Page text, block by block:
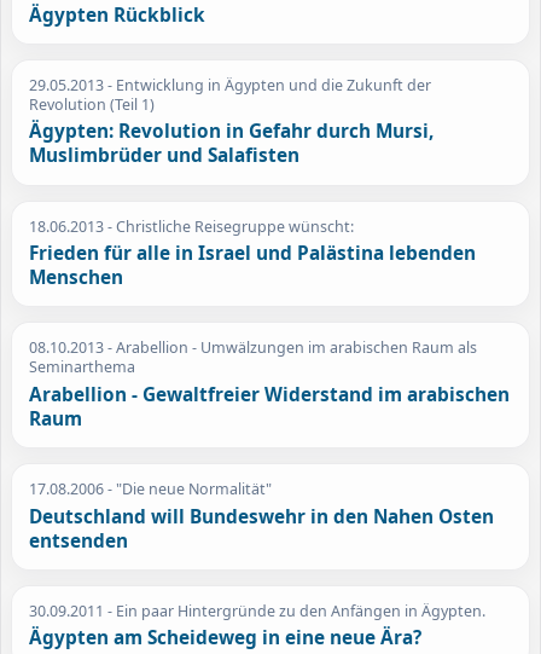
Ägypten Rückblick
29.05.2013- Entwicklung in Ägypten und die Zukunft der
Revolution (Teil 1)
Ägypten: Revolution in Gefahr durch Mursi,
Muslimbrüder und Salafisten
18.06.2013- Christliche Reisegruppe wünscht:
Frieden für alle in Israel und Palästina lebenden
Menschen
08.10.2013- Arabellion - Umwälzungen im arabischen Raum als
Seminarthema
Arabellion - Gewaltfreier Widerstand im arabischen
Raum
17.08.2006- "Die neue Normalität"
Deutschland will Bundeswehr in den Nahen Osten
entsenden
30.09.2011 - Ein paar Hintergründe zu den Anfängen in Ägypten.
Ägypten am Scheideweg in eine neue Ära?